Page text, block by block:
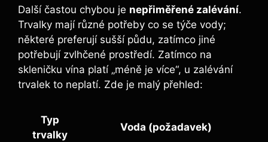
Další častou chybou je nepřiměřené zalévání.
Trvalky mají různé potřeby co se týče vody;
některé preferují sušší půdu, zatímco jiné
potřebují zvlhčené prostředí. Zatímco na
skleničku vína platí „méně je více“, u zalévání
trvalek to neplatí. Zde je malý přehled:
Typ
trvalky
Voda (požadavek)